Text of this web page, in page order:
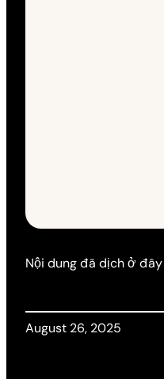
Nội dung đã dịch ở đây
August 26, 2025